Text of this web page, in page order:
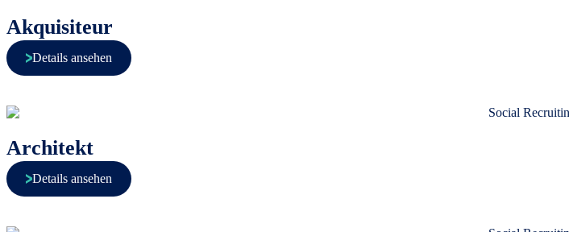
Akquisiteur
Details ansehen
Architekt
Details ansehen